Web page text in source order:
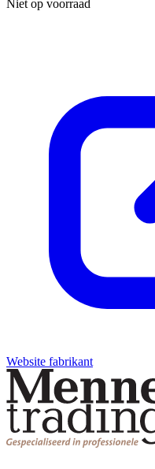
Niet op voorraad
Website fabrikant